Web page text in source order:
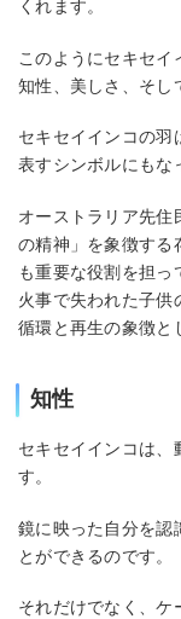
くれます。
このようにセキセイ
知性、美しさ、そし
セキセイインコの羽
表すシンボルにもな
オーストラリア先住
の精神」を象徴する
も重要な役割を担っ
火事で失われた子供
循環と再生の象徴と
知性
セキセイインコは、
す。
鏡に映った自分を認
とができるのです。
それだけでなく、ケ